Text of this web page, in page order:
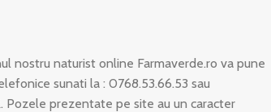
nostru naturist online Farmaverde.ro va pune
sunati la : 0768.53.66.53 sau
Pozele prezentate pe site au un caracter